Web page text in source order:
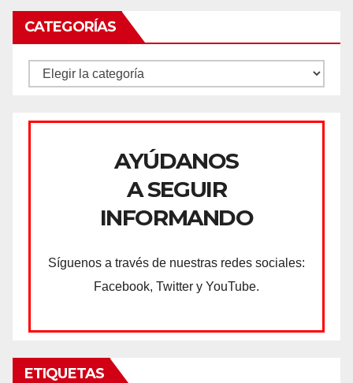
CATEGORÍAS
CATEGORÍAS
AYÚDANOS
A SEGUIR
INFORMANDO
Síguenos a través de nuestras redes sociales:
Facebook, Twitter y YouTube.
ETIQUETAS